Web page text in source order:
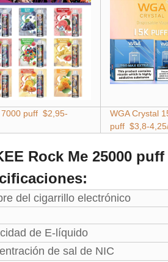
7000 puff $2,95-
WGA Crystal
puff $3,8-
Rock Me 25000 puff
del cigarrillo electrónico
de E-líquido
de sal de NIC